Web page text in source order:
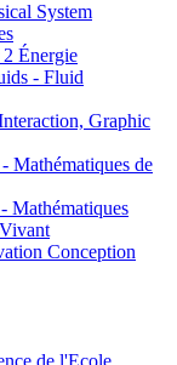
System
Énergie
- Fluid
Graphic
de
Conception
de l'Ecole